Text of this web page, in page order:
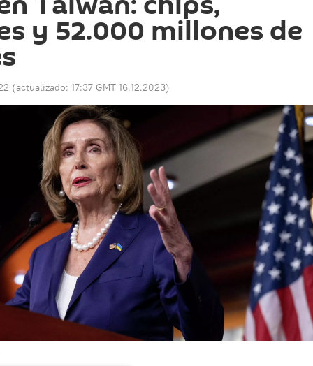
y 52.000 millones de
(actualizado: 17:37 GMT 16.12.2023)